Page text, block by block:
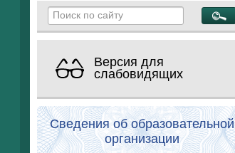
Версия для
слабовидящих
Сведения об образовательной
организации